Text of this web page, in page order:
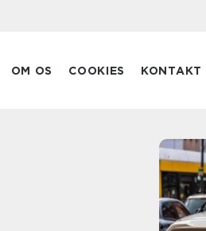
OM OS COOKIES KONTAKT